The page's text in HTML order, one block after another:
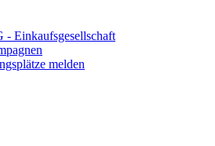
Einkaufsgesellschaft
melden